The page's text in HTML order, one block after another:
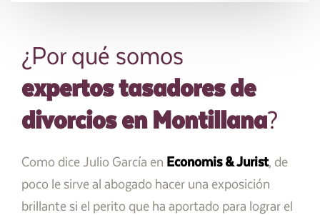
¿Por qué somos
expertos tasadores de
divorcios en Montillana?
Como dice Julio García en Economis & Jurist, de
poco le sirve al abogado hacer una exposición
brillante si el perito que ha aportado para lograr el